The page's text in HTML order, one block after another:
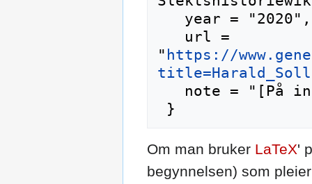
" https://
Om man bruker LaTeX'
begynnelsen) som